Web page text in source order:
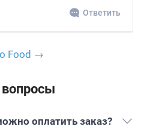
Ответить
Food →
оплатить заказ?